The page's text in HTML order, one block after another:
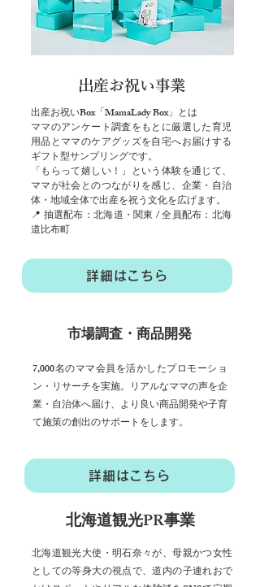
出産お祝い事業
出産お祝いBox「MamaLady Box」とは
ママのアンケート調査をもとに厳選した育児
用品とママのケアグッズを自宅へお届けする
ギフト型サンプリングです。
「もらって嬉しい！」という体験を通じて、
ママが社会とのつながりを感じ、企業・自治
体・地域全体で出産を祝う文化を広げます。
📍 抽選配布：北海道・関東 / 全員配布：北海
道比布町
詳細はこちら
市場調査・商品開発
7,000名のママ会員を活かしたプロモーショ
ン・リサーチを実施。リアルなママの声を企
業・自治体へ届け、より良い商品開発や子育
て施策の創出のサポートをします。
詳細はこちら
​北海道観光PR事業
北海道観光大使・明石奈々が、母親かつ女性
としての等身大の視点で、道内の子連れおで